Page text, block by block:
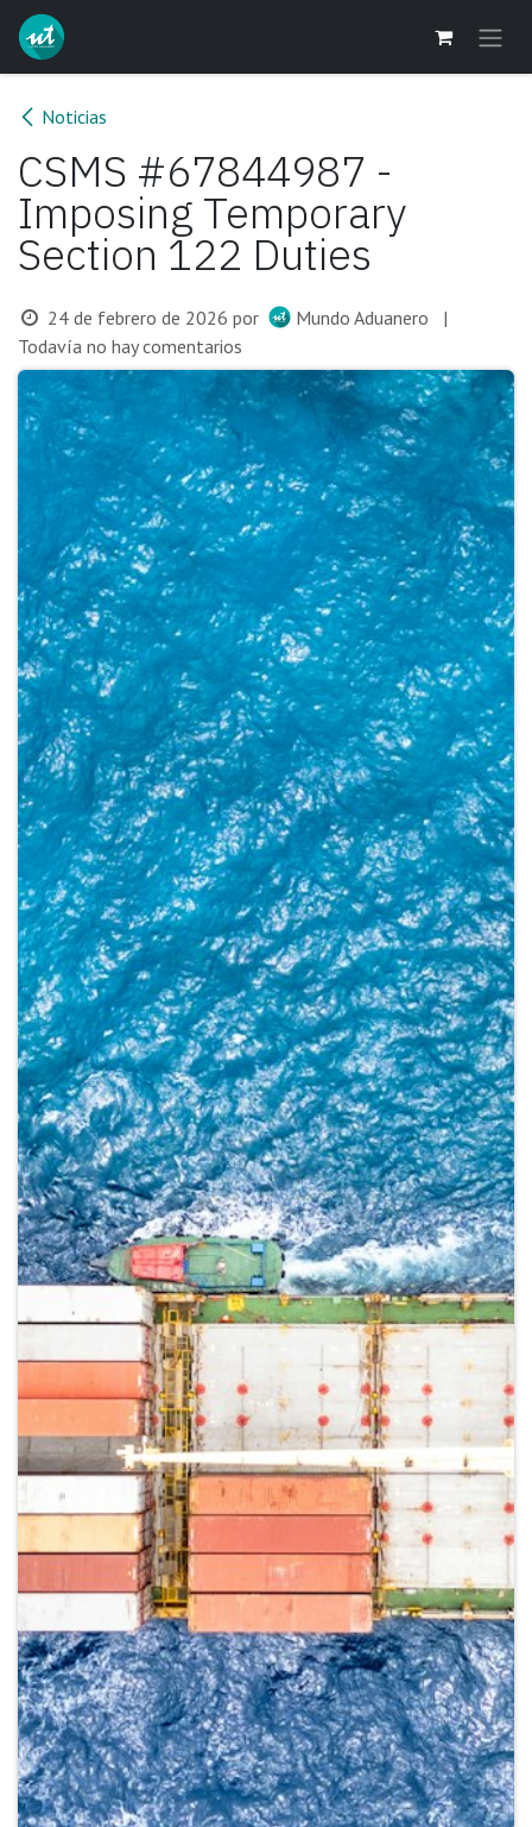
Ir al contenido
Noticias
CSMS #67844987 -
Imposing Temporary
Section 122 Duties
24 de febrero de 2026 por Mundo Aduanero
|
Todavía no hay comentarios